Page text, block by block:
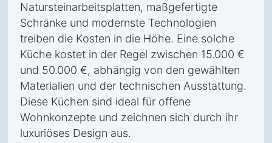
Natursteinarbeitsplatten, maßgefertigte
Schränke und modernste Technologien
treiben die Kosten in die Höhe. Eine solche
Küche kostet in der Regel zwischen 15.000 €
und 50.000 €, abhängig von den gewählten
Materialien und der technischen Ausstattung.
Diese Küchen sind ideal für offene
Wohnkonzepte und zeichnen sich durch ihr
luxuriöses Design aus.